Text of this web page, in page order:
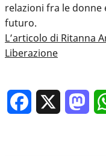
relazioni fra le donne
futuro.
L’articolo di Ritanna
Liberazione
Facebook